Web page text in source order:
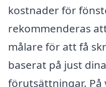
kostnader för
rekommenderas
målare för att få
baserat på just
förutsättningar.